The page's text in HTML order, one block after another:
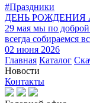
#Праздники
ДЕНЬ РОЖДЕНИЯ
29 мая мы по
всегда собираемся
02 июня 2026
Главная Каталог
Новости
Контакты